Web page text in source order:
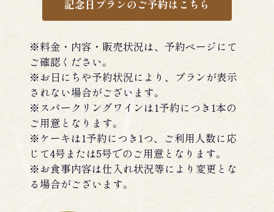
記念日プランのご予約はこちら
※料金・内容・販売状況は、予約ページにて
ご確認ください。
※お日にちや予約状況により、プランが表示
されない場合がございます。
※スパークリングワインは1予約につき1本の
ご用意となります。
※ケーキは1予約につき1つ、ご利用人数に応
じて4号または5号でのご用意となります。
※お食事内容は仕入れ状況等により変更とな
る場合がございます。